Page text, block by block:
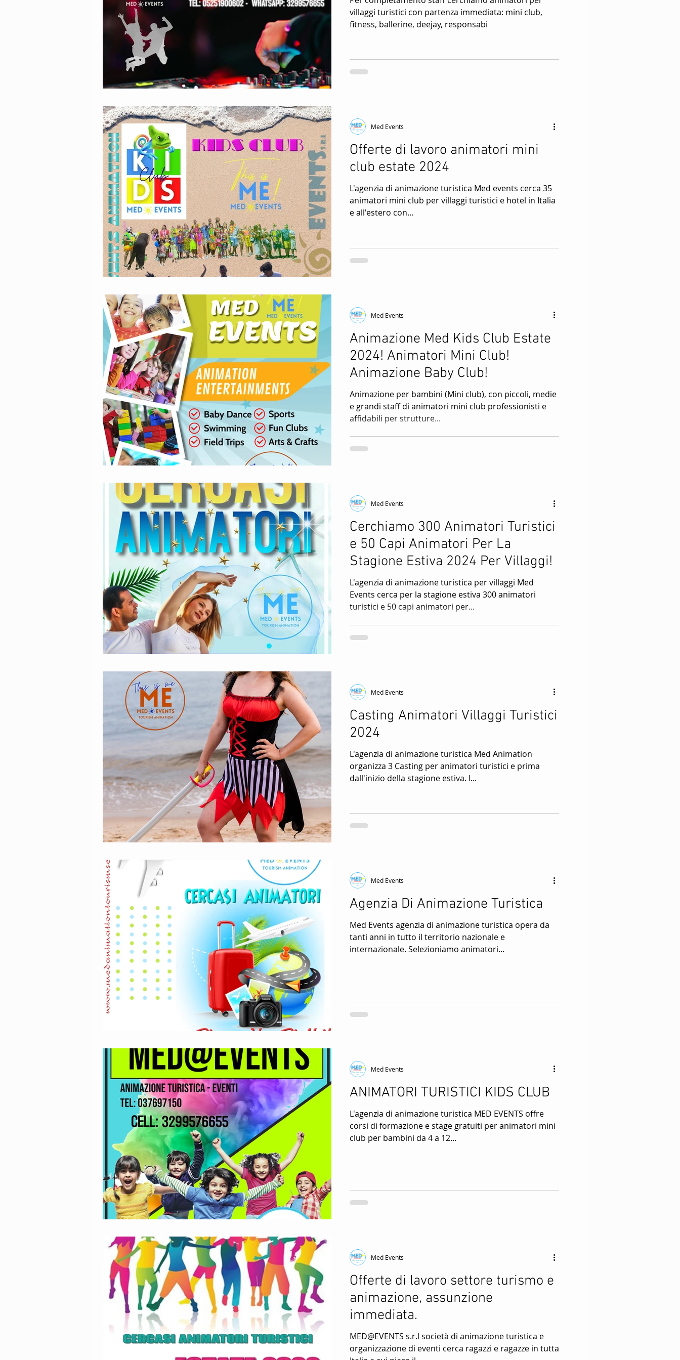
Stage di formazione per animatore Spettacoli Per Villaggi Turistici Intrattenimento per villaggi
organizzazione di feste ed eventi
villaggi turistici con partenza immediata: mini club,
fitness, ballerine, deejay, responsabi
Offerte di lavoro animatori mini
club estate 2024
L'agenzia di animazione turistica Med events cerca 35
animatori mini club per villaggi turistici e hotel in Italia
e all'estero con...
Med Events
Animazione Med Kids Club Estate
2024! Animatori Mini Club!
Animazione Baby Club!
Animazione per bambini (Mini club), con piccoli, medie
e grandi staff di animatori mini club professionisti e
affidabili per strutture...
Med Events
Cerchiamo 300 Animatori Turistici
e 50 Capi Animatori Per La
Stagione Estiva 2024 Per Villaggi!
L'agenzia di animazione turistica per villaggi Med
Events cerca per la stagione estiva 300 animatori
turistici e 50 capi animatori per...
Med Events
Casting Animatori Villaggi Turistici
2024
L'agenzia di animazione turistica Med Animation
organizza 3 Casting per animatori turistici e prima
dall'inizio della stagione estiva. I...
Med Events
Agenzia Di Animazione Turistica
Med Events agenzia di animazione turistica opera da
tanti anni in tutto il territorio nazionale e
internazionale. Selezioniamo animatori...
Med Events
ANIMATORI TURISTICI KIDS CLUB
L'agenzia di animazione turistica MED EVENTS offre
corsi di formazione e stage gratuiti per animatori mini
club per bambini da 4 a 12...
Med Events
Offerte di lavoro settore turismo e
animazione, assunzione
immediata.
MED@EVENTS s.r.l società di animazione turistica e
organizzazione di eventi cerca ragazzi e ragazze in tutta
Med Events